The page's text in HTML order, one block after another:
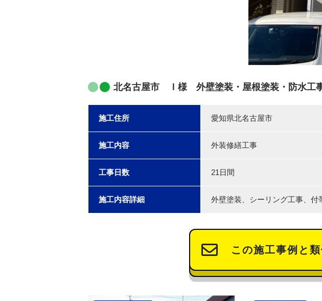
北名古屋市 Ｉ様 外壁塗装・屋根塗装・防水工
施工住所 愛知県北名古屋市
施工内容 外装修繕工事
工事日数 21日間
施工内容詳細 外壁塗装、シーリング工事、
この施工事例と